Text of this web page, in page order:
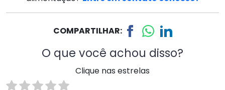
COMPARTILHAR:
O que você achou disso?
Clique nas estrelas